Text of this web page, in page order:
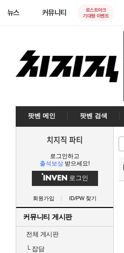
뉴스 커뮤니티
로스트아크
기대평 이벤트
팟벤 메인 팟벤 검색
치지직 파티
로그인하고
출석보상 받으세요!
로그인
회원가입 ID/PW 찾기
커뮤니티 게시판
전체 게시판
└잡담